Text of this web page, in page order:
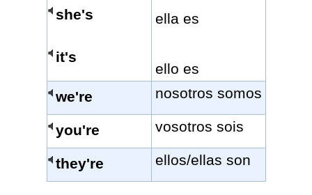
she's
it's
ella es
ello es
we're
nosotros somos
you're vosotros sois
they're ellos/ellas son